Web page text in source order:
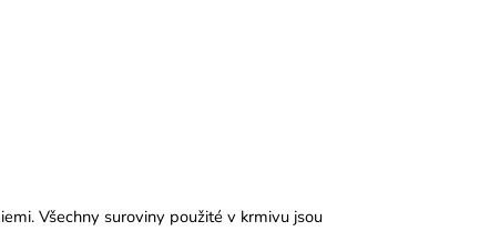
Všechny suroviny použité v krmivu jsou